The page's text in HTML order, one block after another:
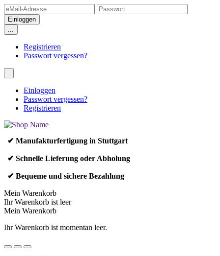
...
Registrieren
Passwort vergessen?
Einloggen
Passwort vergessen?
Registrieren
✔ Manufakturfertigung in Stuttgart
✔ Schnelle Lieferung oder Abholung
✔ Bequeme und sichere Bezahlung
Mein Warenkorb
Ihr Warenkorb ist leer
Mein Warenkorb
Ihr Warenkorb ist momentan leer.